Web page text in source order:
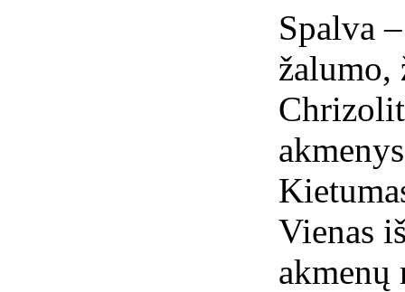
Spalva
Vienas
akmenų